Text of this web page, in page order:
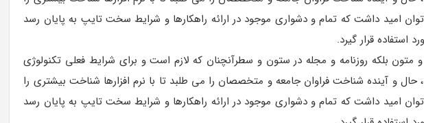
امید داشت که تمام و دشواری موجود در ارائه راهکارها و شرایط سخت تایپ به پایان رسد
قرار گیرد.
بلکه روزنامه و مجله در ستون و سطرآنچنان که لازم است و برای شرایط فعلی تکنولوژی
و آینده شناخت فراوان جامعه و متخصصان را می طلبد تا با نرم افزارها شناخت بیشتری را
امید داشت که تمام و دشواری موجود در ارائه راهکارها و شرایط سخت تایپ به پایان رسد